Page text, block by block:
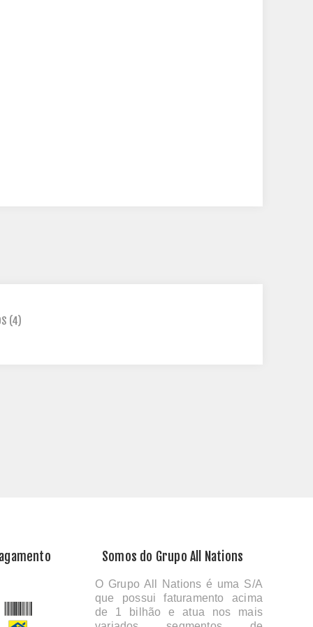
(4)
Somos do Grupo All Nations
O Grupo All Nations é uma S/A
que possui faturamento acima
de 1 bilhão e atua nos mais